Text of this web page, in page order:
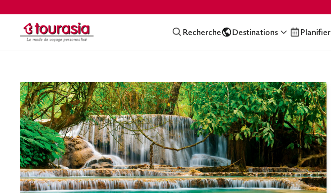
Recherche Destinations Planifier